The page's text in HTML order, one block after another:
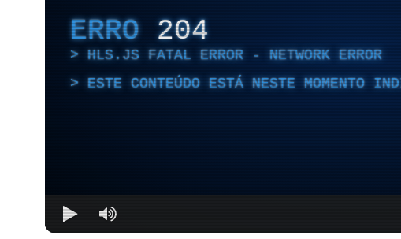
ERRO 204
HLS.JS FATAL ERROR - NETWORK ERROR
ESTE CONTEÚDO ESTÁ NESTE MOMENTO